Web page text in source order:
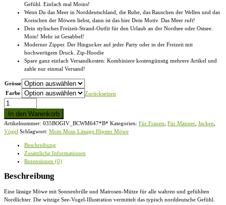
Gefühl. Einfach mal Moins!
Wenn Du das Meer in Norddeutschland, die Ruhe, das Rauschen der Wellen und das
Kreischen der Möwen liebst, dann ist das hier Dein Motiv. Das Meer ruft!
Dein stylisches Freizeit-Strand-Outfit für den Urlaub an der Nordsee oder Ostsee.
Moin! Mehr ist Gesabbel!
Moderner Zipper. Der Hingucker auf jeder Party oder in der Freizeit mit
hochwertigem Druck. Zip-Hoodie
Spare ganz einfach Versandkosten: Kombiniere kostengünstig mehrere Artikel und
zahle nur einmal Versand!
Grösse
Farbe
Zurücksetzen
Moin
Moin
Lässige
Hipster
Möwe
In den Warenkorb
Artikelnummer: 035BOGIV_BCWM647*B* Kategorien: Für Frauen Für Männer Jacken
Vögel Schlagwort: Moin Moin Lässige Hipster Möwe
Beschreibung
Zusätzliche Informationen
Rezensionen (0)
Beschreibung
Eine lässige Möwe mit Sonnenbrille und Matrosen-Mütze für alle wahren und gefühlten
Nordlichter. Die witzige See-Vogel-Illustration vermittelt das typisch norddeutsche Gefühl.